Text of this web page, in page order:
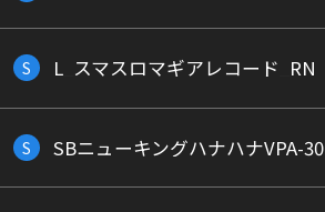
S L_スマスロマギアレコード_RN
S SBニューキングハナハナVPA-30